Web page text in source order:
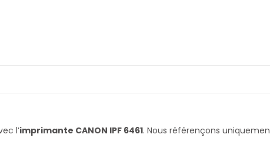
l’imprimante CANON IPF 6461. Nous référençons